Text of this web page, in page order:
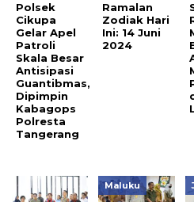
Polsek
Cikupa
Gelar Apel
Patroli
Skala Besar
Antisipasi
Guantibmas,
Dipimpin
Kabagops
Polresta
Tangerang
Ramalan
Zodiak Hari
Ini: 14 Juni
2024
Maluku